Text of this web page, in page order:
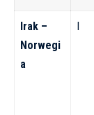
Irak –
Norwegi
a
I